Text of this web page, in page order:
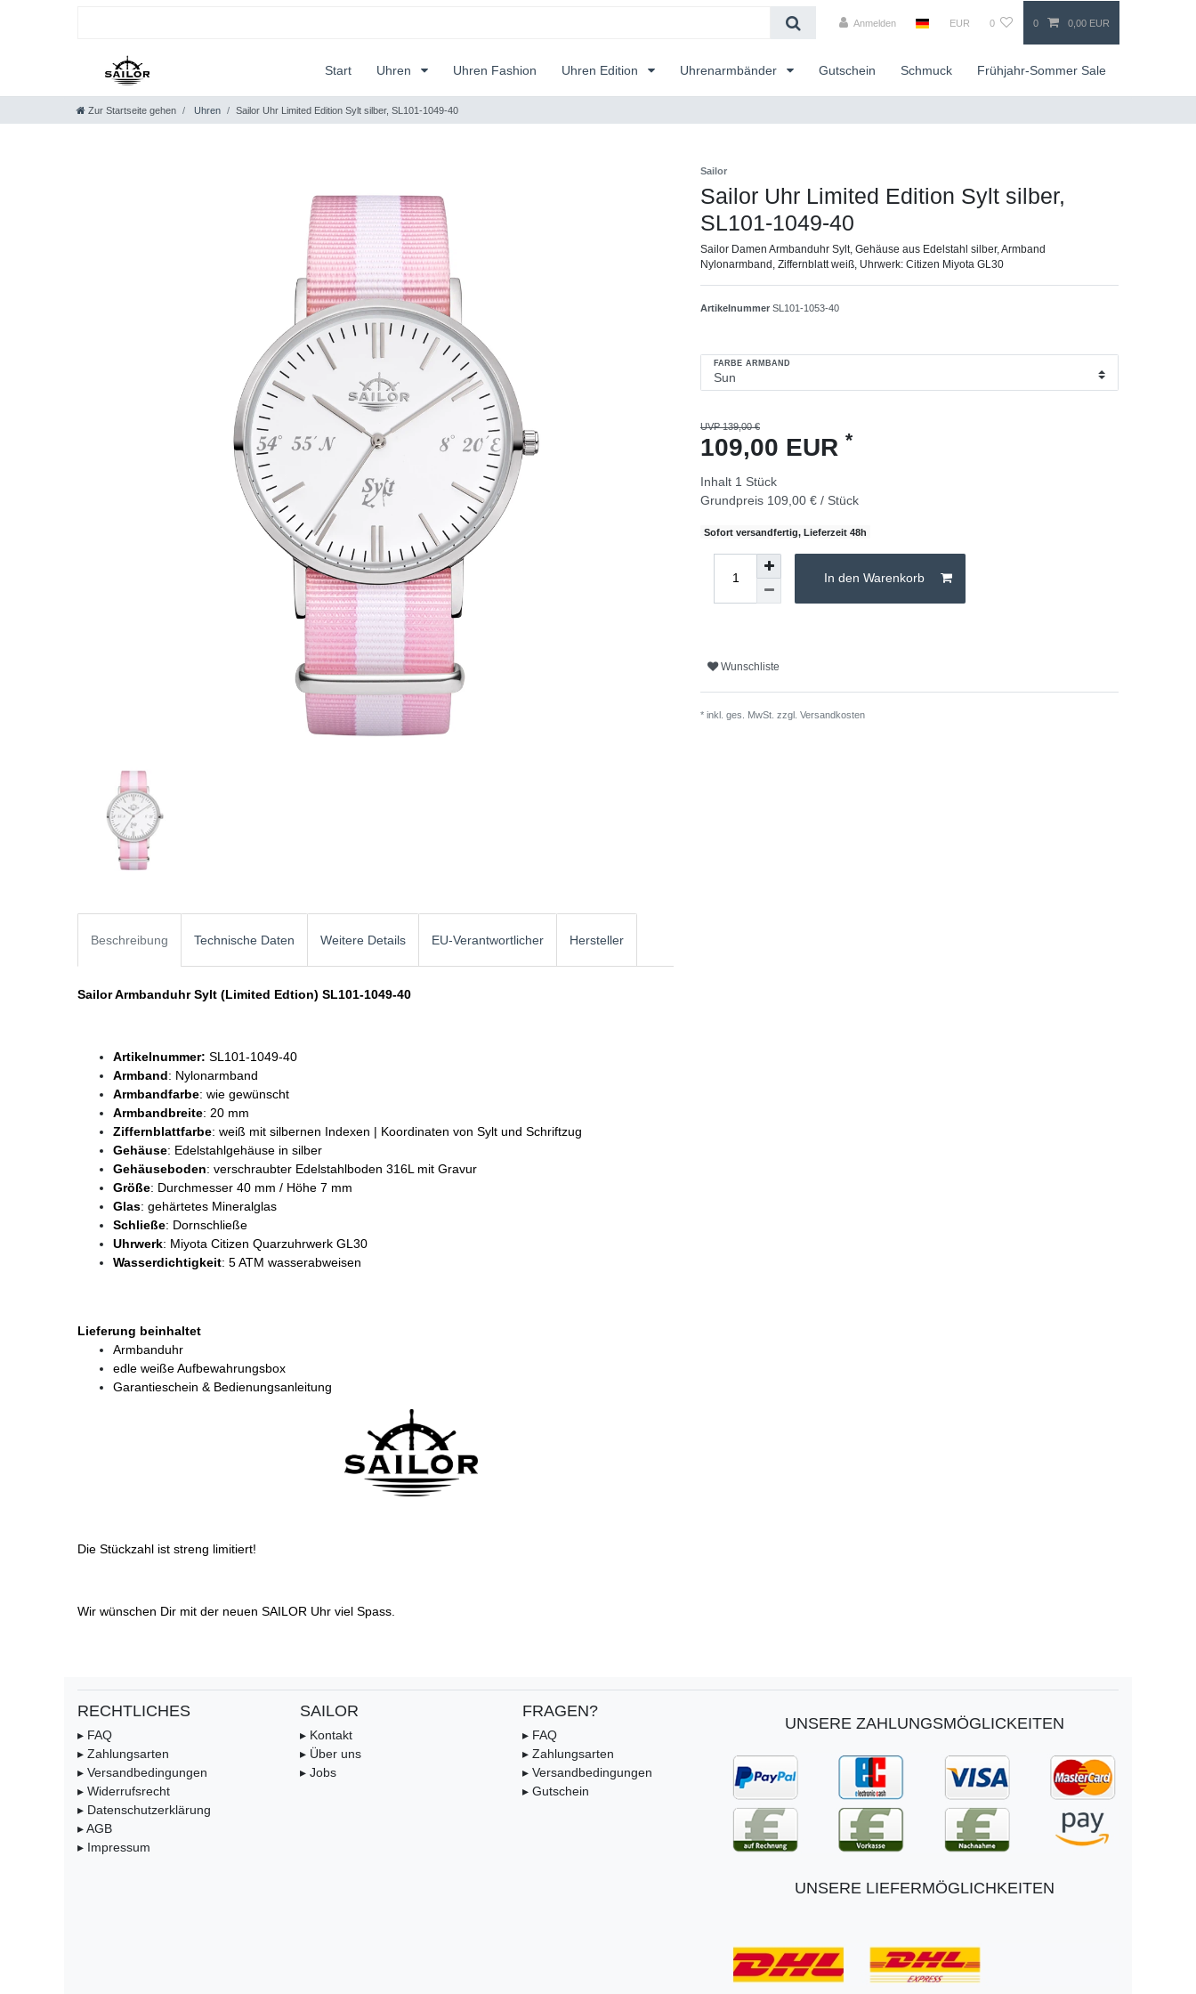
Anmelden EUR 0 0 0,00 EUR
Start Uhren Uhren Fashion Uhren Edition Uhrenarmbänder Gutschein Schmuck Frühjahr-Sommer Sale
Zur Startseite gehen Uhren Sailor Uhr Limited Edition Sylt silber, SL101-1049-40
Sailor
Sailor Uhr Limited Edition Sylt silber,
SL101-1049-40
Sailor Damen Armbanduhr Sylt, Gehäuse aus Edelstahl silber, Armband
Nylonarmband, Ziffernblatt weiß, Uhrwerk: Citizen Miyota GL30
Artikelnummer SL101-1053-40
FARBE ARMBAND
UVP 139,00 €
109,00 EUR *
Inhalt 1 Stück
Grundpreis 109,00 € / Stück
Sofort versandfertig, Lieferzeit 48h
In den Warenkorb
Wunschliste
* inkl. ges. MwSt. zzgl. Versandkosten
Beschreibung Technische Daten Weitere Details EU-Verantwortlicher Hersteller
Sailor Armbanduhr Sylt (Limited Edtion) SL101-1049-40
Artikelnummer: SL101-1049-40
Armband: Nylonarmband
Armbandfarbe: wie gewünscht
Armbandbreite: 20 mm
Ziffernblattfarbe: weiß mit silbernen Indexen | Koordinaten von Sylt und Schriftzug
Gehäuse: Edelstahlgehäuse in silber
Gehäuseboden: verschraubter Edelstahlboden 316L mit Gravur
Größe: Durchmesser 40 mm / Höhe 7 mm
Glas: gehärtetes Mineralglas
Schließe: Dornschließe
Uhrwerk: Miyota Citizen Quarzuhrwerk GL30
Wasserdichtigkeit: 5 ATM wasserabweisen
Lieferung beinhaltet
Armbanduhr
edle weiße Aufbewahrungsbox
Garantieschein & Bedienungsanleitung
Die Stückzahl ist streng limitiert!
Wir wünschen Dir mit der neuen SAILOR Uhr viel Spass.
RECHTLICHES
▸ FAQ
▸ Zahlungsarten
▸ Versandbedingungen
▸ Widerrufsrecht
▸ Datenschutzerklärung
▸ AGB
▸ Impressum
SAILOR
▸ Kontakt
▸ Über uns
▸ Jobs
FRAGEN?
▸ FAQ
▸ Zahlungsarten
▸ Versandbedingungen
▸ Gutschein
UNSERE ZAHLUNGSMÖGLICKEITEN
UNSERE LIEFERMÖGLICHKEITEN